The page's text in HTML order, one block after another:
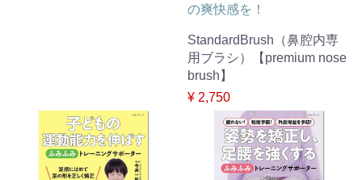
の爽快感を！
StandardBrush（鼻腔内専
用ブラシ）【premium nose
brush】
¥ 2,750